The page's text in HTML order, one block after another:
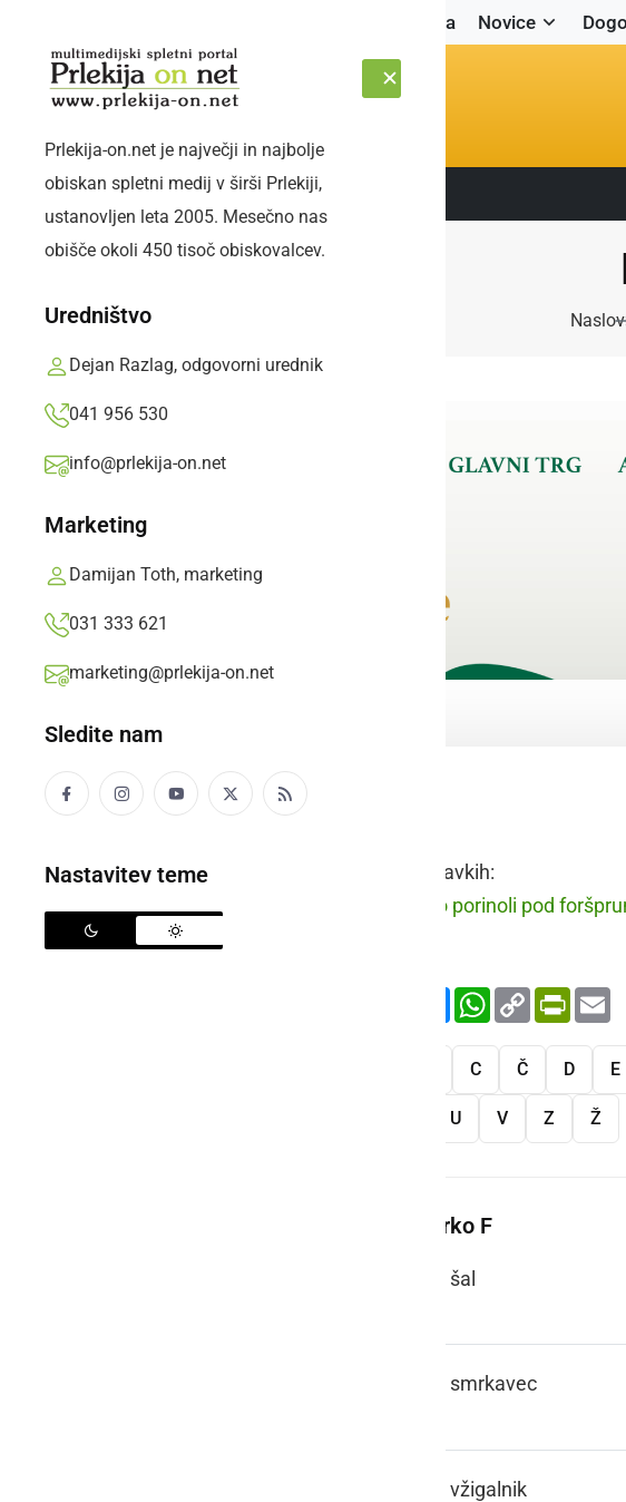
Naslovnica Novice
ČETRTEK, 6. AVGUST 2026 Sledite nam:
Prlekija-on.net je največji in najbolje
obiskan spletni medij v širši Prlekiji,
ustanovljen leta 2005. Mesečno nas
obišče okoli 450 tisoč obiskovalcev.
Uredništvo
Dejan Razlag, odgovorni urednik
041 956 530
info@prlekija-on.net
Marketing
Damijan Toth, marketing
031 333 621
marketing@prlekija-on.net
Sledite nam
Nastavitev teme
podkapnica
Raba besede v stavkih:
Kola smo porinoli pod
FacebookMessenger
WhatsApp
Copy
Link
C Č D E
U V Z Ž
Več besed na črko F
šal
smrkavec
vžigalnik